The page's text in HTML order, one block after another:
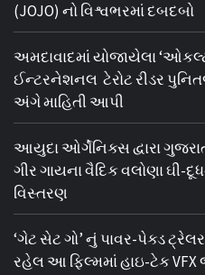
(JOJO) નો વિશ્વભરમાં દબદબો
અમદાવાદમાં યોજાયેલા
ઈન્ટરનેશનલ ટેરોટ રીડર
અંગે માહિતી આપી
આયુદા ઓર્ગેનિક્સ દ્વારા
ગીર ગાયના વૈદિક વલોણા ઘી-
વિસ્તરણ
‘ગેટ સેટ ગો’ નું પાવર-પેક્ડ
રહેલ આ ફિલ્મમાં હાઇ-ટેક VFX